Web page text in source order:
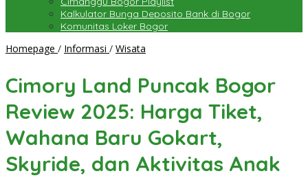
Kalkulator Bunga Deposito Bank di Bogor
Komunitas Loker Bogor
Homepage / Informasi / Wisata
Bogor
2025:
Tiket,
Baru
Cimory Land Puncak Bogor
Review 2025: Harga Tiket,
Wahana Baru Gokart,
Skyride, dan Aktivitas Anak